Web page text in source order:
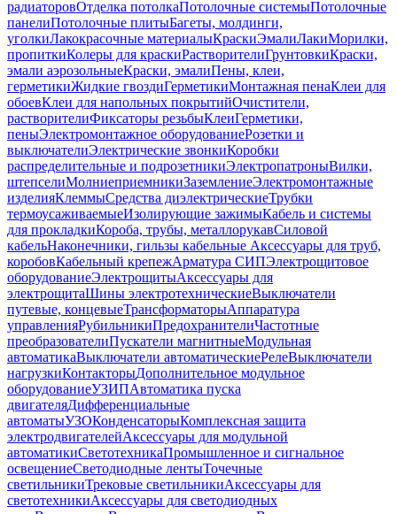
радиаторовОтделка потолкаПотолочные системыПотолочные
панелиПотолочные плитыБагеты, молдинги,
уголкиЛакокрасочные материалыКраскиЭмалиЛакиМорилки,
пропиткиКолеры для краскиРастворителиГрунтовкиКраски,
эмали аэрозольныеКраски, эмалиПены, клеи,
герметикиЖидкие гвоздиГерметикиМонтажная пенаКлеи для
обоевКлеи для напольных покрытийОчистители,
растворителиФиксаторы резьбыКлеиГерметики,
пеныЭлектромонтажное оборудованиеРозетки и
выключателиЭлектрические звонкиКоробки
распределительные и подрозетникиЭлектропатроныВилки,
штепселиМолниеприемникиЗаземлениеЭлектромонтажные
изделияКлеммыСредства диэлектрическиеТрубки
термоусаживаемыеИзолирующие зажимыКабель и системы
для прокладкиКороба, трубы, металлорукавСиловой
кабельНаконечники, гильзы кабельные Аксессуары для труб,
коробовКабельный крепежАрматура СИПЭлектрощитовое
оборудованиеЭлектрощитыАксессуары для
электрощитаШины электротехническиеВыключатели
путевые, концевыеТрансформаторыАппаратура
управленияРубильникиПредохранителиЧастотные
преобразователиПускатели магнитныеМодульная
автоматикаВыключатели автоматическиеРелеВыключатели
нагрузкиКонтакторыДополнительное модульное
оборудованиеУЗИПАвтоматика пуска
двигателяДифференциальные
автоматыУЗОКонденсаторыКомплексная защита
электродвигателейАксессуары для модульной
автоматикиСветотехникаПромышленное и сигнальное
освещениеСветодиодные лентыТочечные
светильникиТрековые светильникиАксессуары для
светотехникиАксессуары для светодиодных